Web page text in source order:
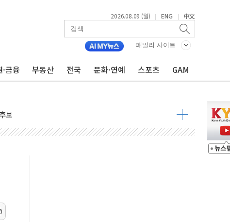
2026.08.09 (일) | ENG | 中文
패밀리 사이트
금융 부동산 전국 문화·연예 스포츠 GAM
급 투입…고수온 양식장 복구·지원 '총력'
차 재역전 성공...金 45.42% vs 鄭 44.56%
길·정청래·김민석 당대표 후보
보
결과 발표...김민석 47.75% 정청래 42.08%
발표...김민석 52.64% 정청래 39.89% 송영길 7.47%
대 50㎜ 폭우…강원 동해안 강한 비 이어져
대 환경미화원 수거차에 치여 사망